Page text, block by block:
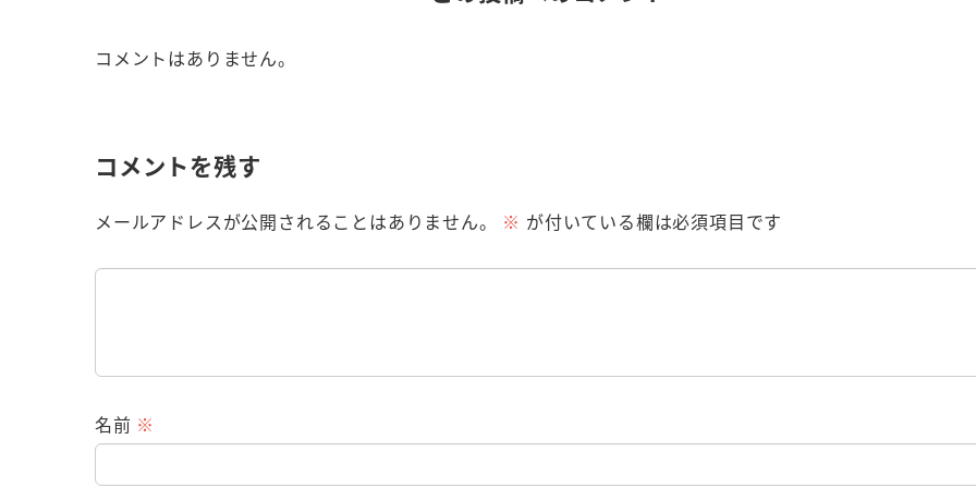
コメントはありません。
コメントを残す
メールアドレスが公開されることはありません。 ※ が付いている欄は必須項目です
名前 ※